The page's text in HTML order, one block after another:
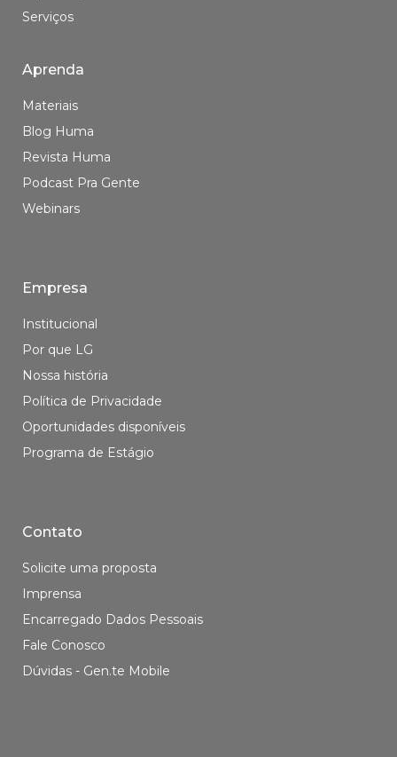
Serviços
Aprenda
Materiais
Blog Huma
Revista Huma
Podcast Pra Gente
Webinars
Empresa
Institucional
Por que LG
Nossa história
Política de Privacidade
Oportunidades disponíveis
Programa de Estágio
Contato
Solicite uma proposta
Imprensa
Encarregado Dados Pessoais
Fale Conosco
Dúvidas - Gen.te Mobile